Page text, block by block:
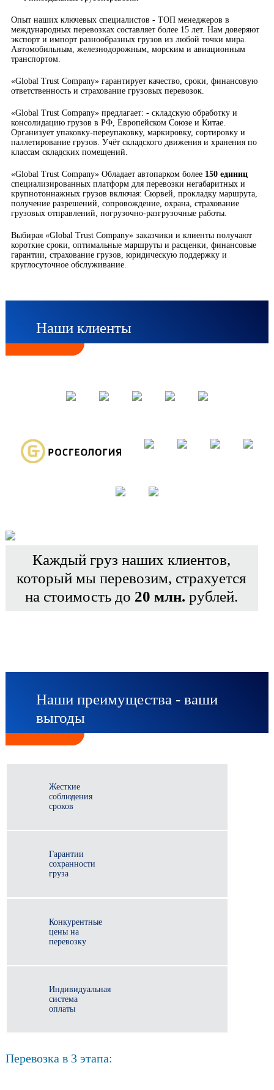
Опыт наших ключевых специалистов - ТОП менеджеров в
международных перевозках составляет более 15 лет. Нам доверяют
экспорт и импорт разнообразных грузов из любой точки мира.
Автомобильным, железнодорожным, морским и авиационным
транспортом.
«Global Trust Company» гарантирует качество, сроки, финансовую
ответственность и страхование грузовых перевозок.
«Global Trust Company» предлагает: - складскую обработку и
консолидацию грузов в РФ, Европейском Союзе и Китае.
Организует упаковку-переупаковку, маркировку, сортировку и
паллетирование грузов. Учёт складского движения и хранения по
классам складских помещений.
«Global Trust Company» Обладает автопарком более 150 единиц
специализированных платформ для перевозки негабаритных и
крупнотоннажных грузов включая: Сюрвей, прокладку маршрута,
получение разрешений, сопровождение, охрана, страхование
грузовых отправлений, погрузочно-разгрузочные работы.
Выбирая «Global Trust Company» заказчики и клиенты получают
короткие сроки, оптимальные маршруты и расценки, финансовые
гарантии, страхование грузов, юридическую поддержку и
круглосуточное обслуживание.
Наши клиенты
Каждый груз наших клиентов,
который мы перевозим, страхуется
на стоимость до 20 млн. рублей.
Наши преимущества - ваши
выгоды
Жесткие
соблюдения
сроков
Гарантии
сохранности
груза
Конкурентные
цены на
перевозку
Индивидуальная
система
оплаты
Перевозка в 3 этапа: